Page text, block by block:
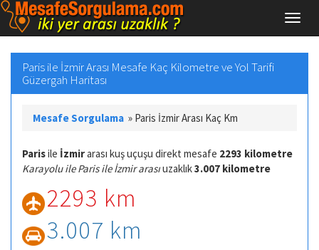
Paris ile İzmir Arası Mesafe Kaç Kilometre ve Yol Tarifi
Güzergah Haritası
Mesafe Sorgulama » Paris İzmir Arası Kaç Km
Parisile İzmirarası kuş uçuşu direkt mesafe 2293 kilometre
Karayolu ile Paris ile İzmir arasıuzaklık3.007 kilometre
2293 km
3.007 km